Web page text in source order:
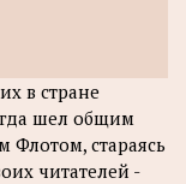
в стране
шел общим
стараясь
читателей -